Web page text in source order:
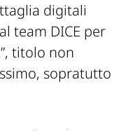
digitali
team DICE per
titolo non
sopratutto